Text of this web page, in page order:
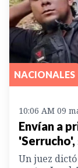
NACIONALES
10:06 AM 09
Envían a
Un juez